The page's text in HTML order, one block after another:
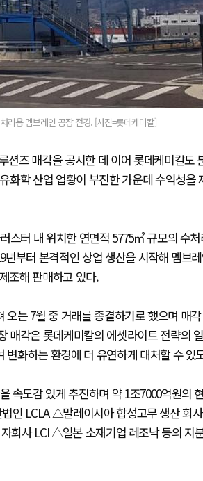
리용 멤브레인 공장 전경. [사진=롯데케미칼]
즈 매각을 공시한 데 이어 롯데케미칼도
화학 산업 업황이 부진한 가운데 수익성을
스터 내 위치한 연면적 5775㎡ 규모의 수
부터 본격적인 상업 생산을 시작해 멤브
조해 판매하고 있다.
는 7월 중 거래를 종결하기로 했으며 매
매각은 롯데케미칼의 에셋라이트 전략의
화하는 환경에 더 유연하게 대처할 수 있
속도감 있게 추진하며 약 1조7000억원의
인 LCLA △말레이시아 합성고무 생산 회
회사 LCI △일본 소재기업 레조낙 등의 지